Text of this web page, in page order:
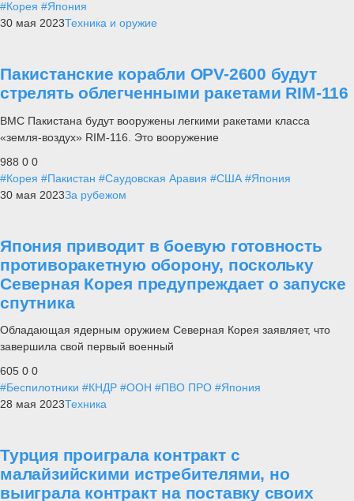
#Корея #Япония
30 мая 2023Техника и оружие
Пакистанские корабли OPV-2600 будут
стрелять облегченными ракетами RIM-116
ВМС Пакистана будут вооружены легкими ракетами класса
«земля-воздух» RIM-116. Это вооружение
988 0 0
#Корея #Пакистан #Саудовская Аравия #США #Япония
30 мая 2023За рубежом
Япония приводит в боевую готовность
противоракетную оборону, поскольку
Северная Корея предупреждает о запуске
спутника
Обладающая ядерным оружием Северная Корея заявляет, что
завершила свой первый военный
605 0 0
#Беспилотники #КНДР #ООН #ПВО ПРО #Япония
28 мая 2023Техника
Турция проиграла контракт с
малайзийскими истребителями, но
выиграла контракт на поставку своих